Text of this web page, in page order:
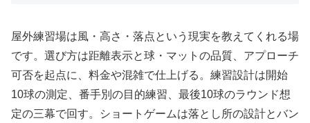
屋外練習場は風・高さ・落点という現実を教えてくれる場
です。選び方は距離表示と球・マットの品質、アプローチ
可否を起点に、料金や混雑で仕上げる。練習設計は開始
10球の測定、番手別の目的練習、最後10球のラウンド想
定の三幕で回す。ショートゲームは落とし所の設計とバン